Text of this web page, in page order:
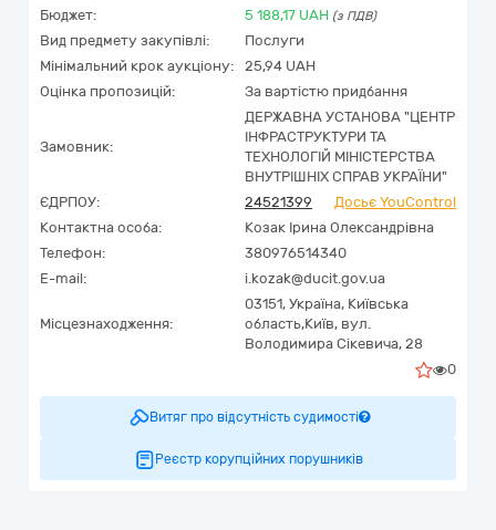
Бюджет: 5 188,17 UAH (з ПДВ)
Вид предмету закупівлі:
Послуги
Мінімальний крок аукціону:
25,94 UAH
Оцінка пропозицій:
За вартістю придбання
Замовник:
ДЕРЖАВНА УСТАНОВА "ЦЕНТР
ІНФРАСТРУКТУРИ ТА
ТЕХНОЛОГІЙ МІНІСТЕРСТВА
ВНУТРІШНІХ СПРАВ УКРАЇНИ"
ЄДРПОУ:
24521399
Досьє YouControl
Контактна особа:
Козак Ірина Олександрівна
Телефон:
380976514340
E-mail:
i.kozak@ducit.gov.ua
Місцезнаходження:
03151, Україна, Київська
область,Київ, вул.
Володимира Сікевича, 28
0
Витяг про відсутність судимості
Реєстр корупційних порушників